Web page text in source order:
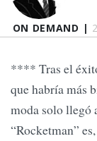
ON DEMAND |
**** Tras el
que habría más
moda solo llegó
“Rocketman”